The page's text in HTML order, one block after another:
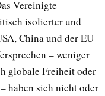
Vereinigte
isolierter und
China und der EU
– weniger
globale Freiheit oder
haben sich nicht oder